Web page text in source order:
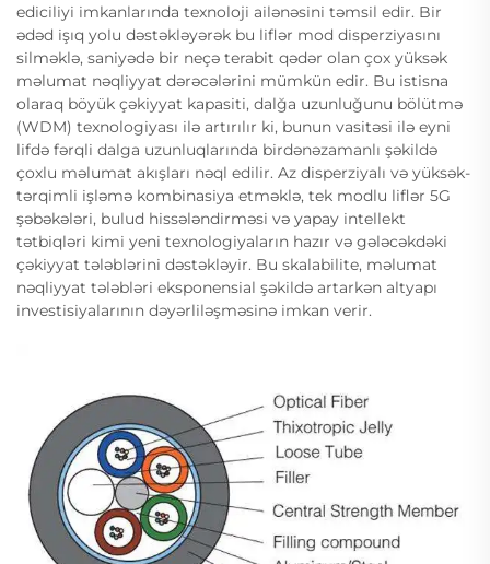
ediciliyi imkanlarında texnoloji ailənəsini təmsil edir. Bir
ədəd işıq yolu dəstəkləyərək bu liflər mod disperziyasını
silməklə, saniyədə bir neçə terabit qədər olan çox yüksək
məlumat nəqliyyat dərəcələrini mümkün edir. Bu istisna
olaraq böyük çəkiyyat kapasiti, dalğa uzunluğunu bölütmə
(WDM) texnologiyası ilə artırılır ki, bunun vasitəsi ilə eyni
lifdə fərqli dalga uzunluqlarında birdənəzamanlı şəkildə
çoxlu məlumat akışları nəql edilir. Az disperziyalı və yüksək-
tərqimli işləmə kombinasiya etməklə, tek modlu liflər 5G
şəbəkələri, bulud hissələndirməsi və yapay intellekt
tətbiqləri kimi yeni texnologiyaların hazır və gələcəkdəki
çəkiyyat tələblərini dəstəkləyir. Bu skalabilite, məlumat
nəqliyyat tələbləri eksponensial şəkildə artarkən altyapı
investisiyalarının dəyərliləşməsinə imkan verir.